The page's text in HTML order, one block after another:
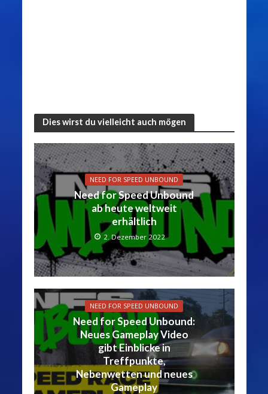
Dies wirst du vielleicht auch mögen
NEED FOR SPEED UNBOUND
Need for Speed Unbound
ab heute weltweit
erhältlich
2. Dezember 2022
NEED FOR SPEED UNBOUND
Need for Speed Unbound:
Neues Gameplay Video
gibt Einblicke in
Treffpunkte,
Nebenwetten und neues
Gameplay